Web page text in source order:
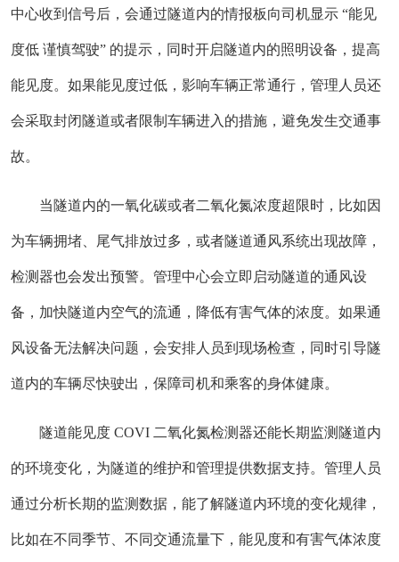
中心收到信号后，会通过隧道内的情报板向司机显示 “能见
度低 谨慎驾驶” 的提示，同时开启隧道内的照明设备，提高
能见度。如果能见度过低，影响车辆正常通行，管理人员还
会采取封闭隧道或者限制车辆进入的措施，避免发生交通事
故。
当隧道内的一氧化碳或者二氧化氮浓度超限时，比如因
为车辆拥堵、尾气排放过多，或者隧道通风系统出现故障，
检测器也会发出预警。管理中心会立即启动隧道的通风设
备，加快隧道内空气的流通，降低有害气体的浓度。如果通
风设备无法解决问题，会安排人员到现场检查，同时引导隧
道内的车辆尽快驶出，保障司机和乘客的身体健康。
隧道能见度 COVI 二氧化氮检测器还能长期监测隧道内
的环境变化，为隧道的维护和管理提供数据支持。管理人员
通过分析长期的监测数据，能了解隧道内环境的变化规律，
比如在不同季节、不同交通流量下，能见度和有害气体浓度